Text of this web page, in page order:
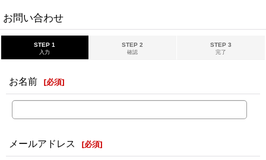
お問い合わせ
STEP 1
入力
STEP 2
確認
STEP 3
完了
お名前 [必須]
メールアドレス [必須]